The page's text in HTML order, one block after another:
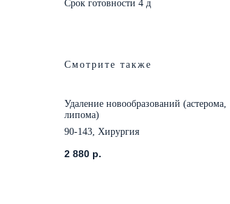
Срок готовности 4 д
Смотрите также
Удаление новообразований (астерома,
липома)
90-143, Хирургия
2 880 р.